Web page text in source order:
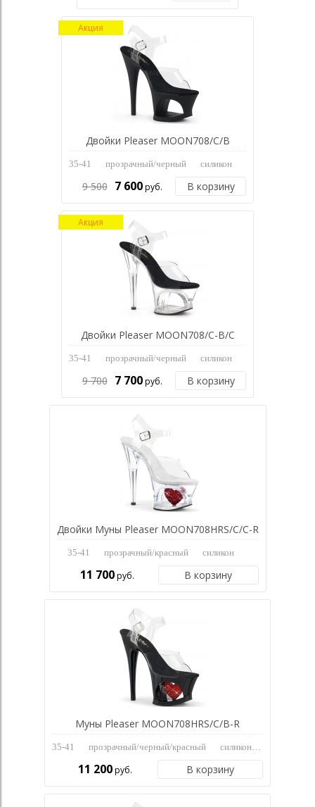
Акция
Двойки Pleaser MOON708/C/B
35-41 прозрачный/черный силикон
9 500 7 600руб. В корзину
Акция
Двойки Pleaser MOON708/C-B/C
35-41 прозрачный/черный силикон
9 700 7 700руб. В корзину
Двойки Муны Pleaser MOON708HRS/C/C-R
35-41 прозрачный/красный силикон
11 700руб. В корзину
Муны Pleaser MOON708HRS/C/B-R
35-41 прозрачный/черный/красный силикон
11 200руб. В корзину